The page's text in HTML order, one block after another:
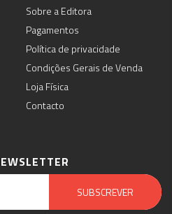
Sobre a Editora
Pagamentos
Política de privacidade
Condições Gerais de Venda
Loja Física
Contacto
SUBSCREVER
Email Marketing by E-goi